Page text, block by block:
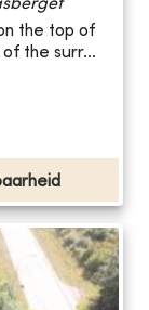
the top of
the surr...